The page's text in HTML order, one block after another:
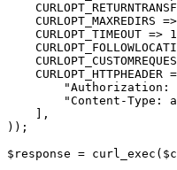
CURLOPT_MAXREDIRS =>
CURLOPT_TIMEOUT =>
CURLOPT_HTTPHEADER
"Authorization:
"Content-Type:
    ],
));
$response =